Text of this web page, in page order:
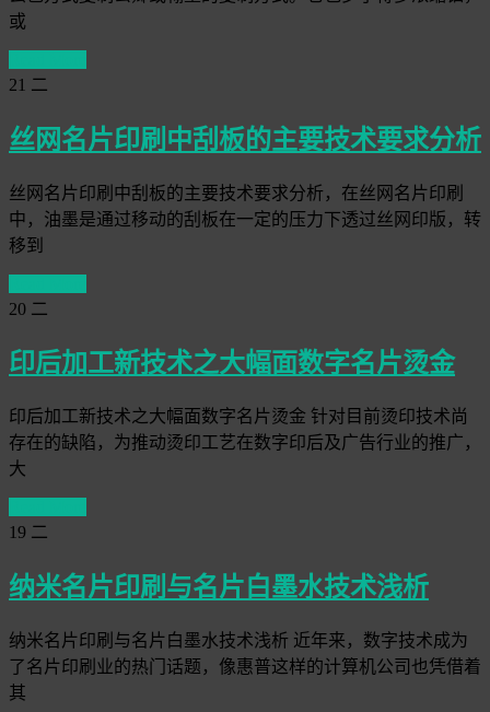
或
21 二
丝网名片印刷中刮板的主要技术要求分析
丝网名片印刷中刮板的主要技术要求分析，在丝网名片印刷
中，油墨是通过移动的刮板在一定的压力下透过丝网印版，转
移到
20 二
印后加工新技术之大幅面数字名片烫金
印后加工新技术之大幅面数字名片烫金 针对目前烫印技术尚
存在的缺陷，为推动烫印工艺在数字印后及广告行业的推广，
大
19 二
纳米名片印刷与名片白墨水技术浅析
纳米名片印刷与名片白墨水技术浅析 近年来，数字技术成为
了名片印刷业的热门话题，像惠普这样的计算机公司也凭借着
其